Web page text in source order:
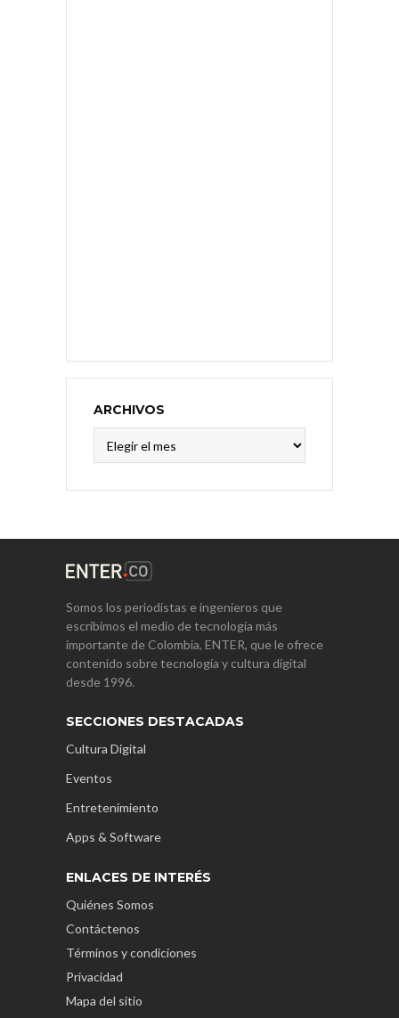
ARCHIVOS
Somos los periodistas e ingenieros que
escribimos el medio de tecnología más
importante de Colombia, ENTER, que le ofrece
contenido sobre tecnología y cultura digital
desde 1996.
SECCIONES DESTACADAS
Cultura Digital
Eventos
Entretenimiento
Apps & Software
ENLACES DE INTERÉS
Quiénes Somos
Contáctenos
Términos y condiciones
Privacidad
Mapa del sitio